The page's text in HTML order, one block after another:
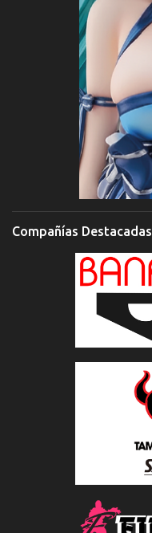
Compañías Destacadas